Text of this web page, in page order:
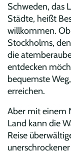
Schweden, das
Städte, heißt
willkommen.
Stockholms,
die
entdecken
bequemste
erreichen.
Aber mit einem
Land kann die
Reise